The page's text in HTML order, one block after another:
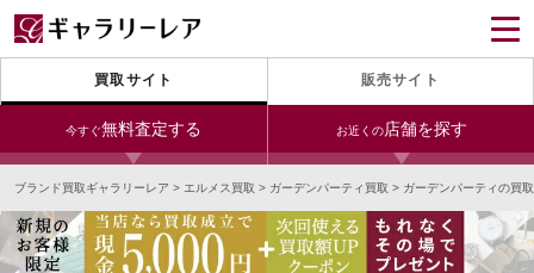
買取サイト 販売サイト
今すぐ無料査定する お近くの店舗を探す
今すぐLINE査定
24時間受付（対応時間10:00～19:00）
銀座本店 青山表参道店 新宿東口店
ブランド買取ギャラリーレア > エルメス買取 > ガーデンパーティ買取 > ガーデンパーティの買